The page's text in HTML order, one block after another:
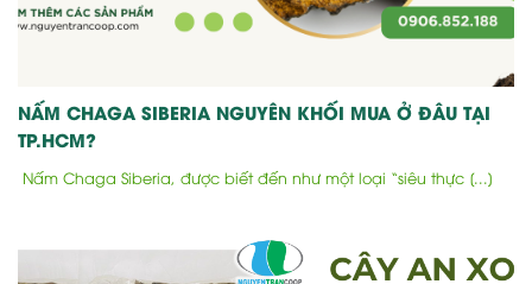
NẤM CHAGA SIBERIA NGUYÊN KHỐI MUA Ở ĐÂU TẠI
TP.HCM?
Nấm Chaga Siberia, được biết đến như một loại “siêu thực [...]